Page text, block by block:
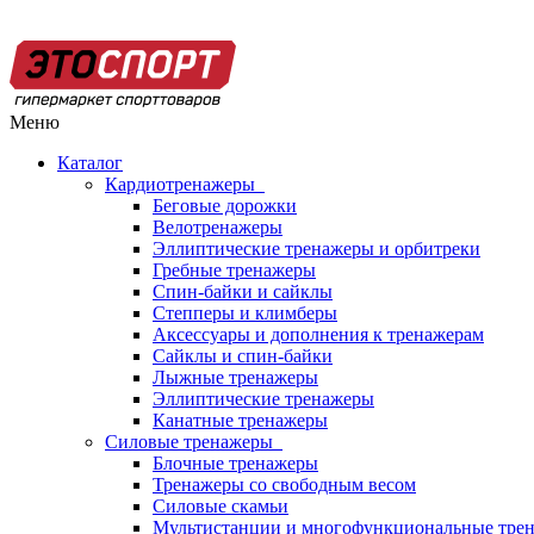
Меню
Каталог
Кардиотренажеры
Беговые дорожки
Велотренажеры
Эллиптические тренажеры и орбитреки
Гребные тренажеры
Спин-байки и сайклы
Степперы и климберы
Аксессуары и дополнения к тренажерам
Сайклы и спин-байки
Лыжные тренажеры
Эллиптические тренажеры
Канатные тренажеры
Силовые тренажеры
Блочные тренажеры
Тренажеры со свободным весом
Силовые скамьи
Мультистанции и многофункциональные